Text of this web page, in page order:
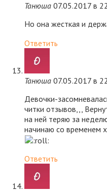
Танюша 07.05.2017 в
Но она жесткая и
Ответить
Танюша 07.05.2017 в
Девочки-
читки отзывов,,,
на ней теряю за
начинаю со временем
Ответить